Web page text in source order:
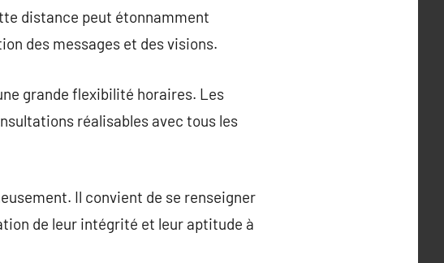
distance peut étonnamment
des messages et des visions.
grande flexibilité horaires. Les
réalisables avec tous les
Il convient de se renseigner
de leur intégrité et leur aptitude à